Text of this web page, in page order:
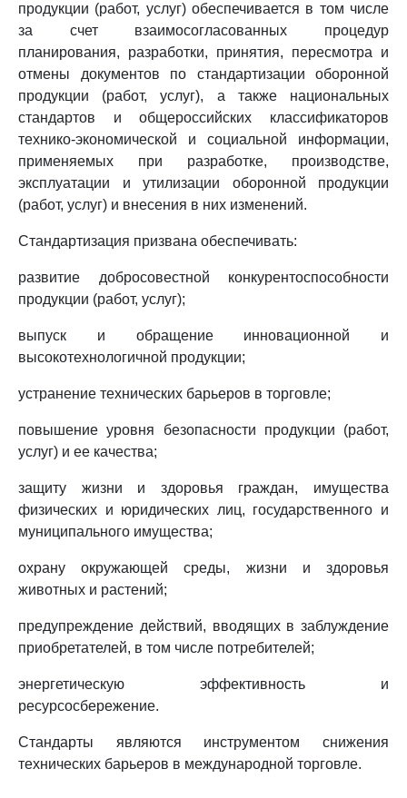
продукции (работ, услуг) обеспечивается в том числе
за счет взаимосогласованных процедур
планирования, разработки, принятия, пересмотра и
отмены документов по стандартизации оборонной
продукции (работ, услуг), а также национальных
стандартов и общероссийских классификаторов
технико-экономической и социальной информации,
применяемых при разработке, производстве,
эксплуатации и утилизации оборонной продукции
(работ, услуг) и внесения в них изменений.
Стандартизация призвана обеспечивать:
развитие добросовестной конкурентоспособности
продукции (работ, услуг);
выпуск и обращение инновационной и
высокотехнологичной продукции;
устранение технических барьеров в торговле;
повышение уровня безопасности продукции (работ,
услуг) и ее качества;
защиту жизни и здоровья граждан, имущества
физических и юридических лиц, государственного и
муниципального имущества;
охрану окружающей среды, жизни и здоровья
животных и растений;
предупреждение действий, вводящих в заблуждение
приобретателей, в том числе потребителей;
энергетическую эффективность и
ресурсосбережение.
Стандарты являются инструментом снижения
технических барьеров в международной торговле.